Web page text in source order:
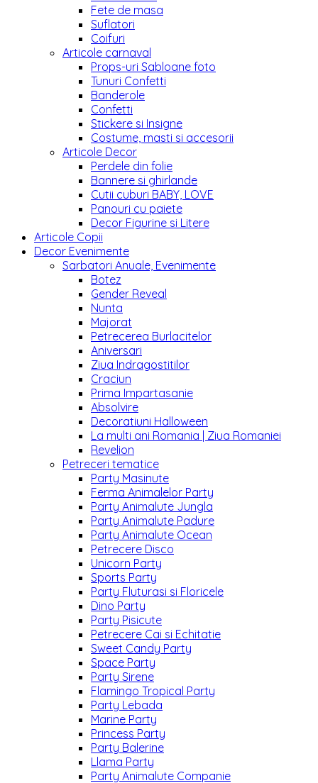
Fete de masa
Suflatori
Coifuri
Articole carnaval
Props-uri Sabloane foto
Tunuri Confetti
Banderole
Confetti
Stickere si Insigne
Costume, masti si accesorii
Articole Decor
Perdele din folie
Bannere si ghirlande
Cutii cuburi BABY, LOVE
Panouri cu paiete
Decor Figurine si Litere
Articole Copii
Decor Evenimente
Sarbatori Anuale, Evenimente
Botez
Gender Reveal
Nunta
Majorat
Petrecerea Burlacitelor
Aniversari
Ziua Indragostitilor
Craciun
Prima Impartasanie
Absolvire
Decoratiuni Halloween
La multi ani Romania | Ziua Romaniei
Revelion
Petreceri tematice
Party Masinute
Ferma Animalelor Party
Party Animalute Jungla
Party Animalute Padure
Party Animalute Ocean
Petrecere Disco
Unicorn Party
Sports Party
Party Fluturasi si Floricele
Dino Party
Party Pisicute
Petrecere Cai si Echitatie
Sweet Candy Party
Space Party
Party Sirene
Flamingo Tropical Party
Party Lebada
Marine Party
Princess Party
Party Balerine
Llama Party
Party Animalute Companie